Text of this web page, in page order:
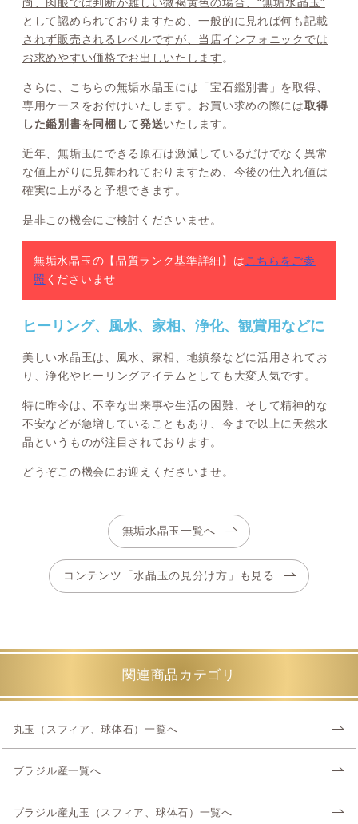
尚、肉眼では判断が難しい微褐黄色の場合、“無垢水晶玉”
として認められておりますため、一般的に見れば何も記載
されず販売されるレベルですが、当店インフォニックでは
お求めやすい価格でお出しいたします。
さらに、こちらの無垢水晶玉には「宝石鑑別書」を取得、
専用ケースをお付けいたします。お買い求めの際には取得
した鑑別書を同梱して発送いたします。
近年、無垢玉にできる原石は激減しているだけでなく異常
な値上がりに見舞われておりますため、今後の仕入れ値は
確実に上がると予想できます。
是非この機会にご検討くださいませ。
無垢水晶玉の【品質ランク基準詳細】はこちらをご参
照 くださいませ
ヒーリング、風水、家相、浄化、観賞用などに
美しい水晶玉は、風水、家相、地鎮祭などに活用されてお
り、浄化やヒーリングアイテムとしても大変人気です。
特に昨今は、不幸な出来事や生活の困難、そして精神的な
不安などが急増していることもあり、今まで以上に天然水
晶というものが注目されております。
どうぞこの機会にお迎えくださいませ。
無垢水晶玉一覧へ
コンテンツ「水晶玉の見分け方」も見る
関連商品カテゴリ
丸玉（スフィア、球体石）一覧へ
ブラジル産一覧へ
ブラジル産丸玉（スフィア、球体石）一覧へ